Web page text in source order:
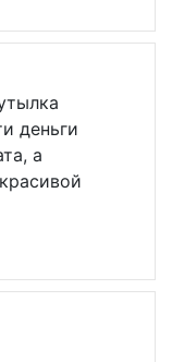
деньги
а